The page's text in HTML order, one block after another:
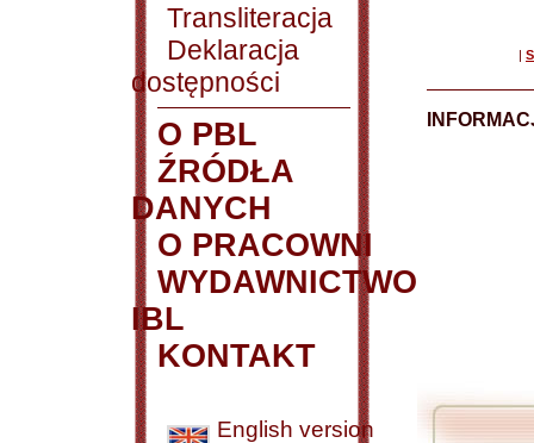
Transliteracja
Deklaracja
dostępności
O PBL
ŹRÓDŁA
DANYCH
O PRACOWNI
WYDAWNICTWO
IBL
KONTAKT
English version
|